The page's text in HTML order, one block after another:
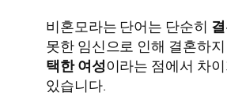
비혼모라는 단어는 단순히
못한 임신으로 인해 결혼하
택한 여성이라는 점에서 차
있습니다.